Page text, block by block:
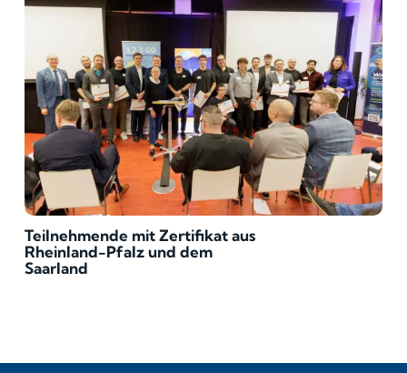
Teilnehmende mit Zertifikat aus
Rheinland-Pfalz und dem
Saarland